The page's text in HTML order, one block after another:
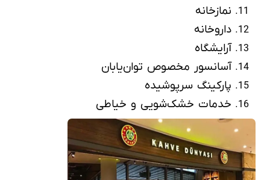
نمازخانه
داروخانه
آرایشگاه
آسانسور مخصوص توان‌یابان
پارکینگ سرپوشیده
خدمات خشک‌شویی و خیاطی